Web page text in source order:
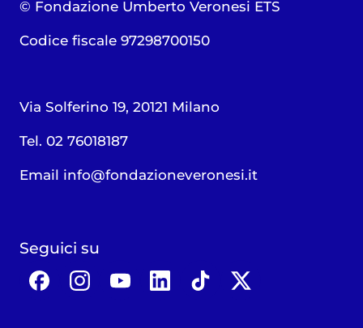
© Fondazione Umberto Veronesi ETS
Codice fiscale 97298700150
Via Solferino 19, 20121 Milano
Tel. 02 76018187
Email info@fondazioneveronesi.it
Seguici su